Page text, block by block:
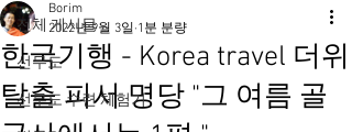
전체 게시물
선무도
선무도 수련 체험기
한국기행 - Korea travel 더위
탈출 피서 명당 "그 여름 골
Borim
2022년 9월 3일 1분 분량